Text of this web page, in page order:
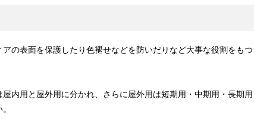
の表面を保護したり色褪せなどを防いだりなど大事な役割をも
内用と屋外用に分かれ、さらに屋外用は短期用・中期用・長期